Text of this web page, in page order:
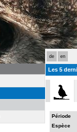
de en
Les 5
Période
Espèce